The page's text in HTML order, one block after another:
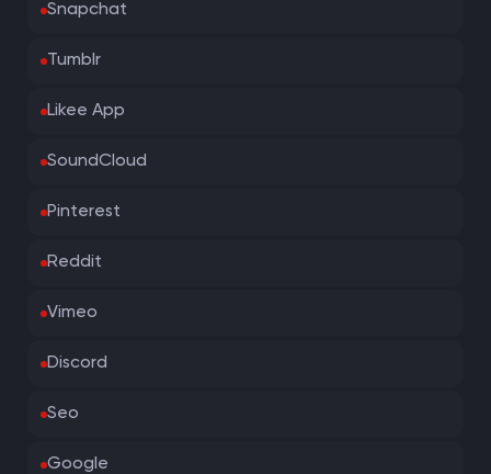
Snapchat
Tumblr
Likee App
SoundCloud
Pinterest
Reddit
Vimeo
Discord
Seo
Google